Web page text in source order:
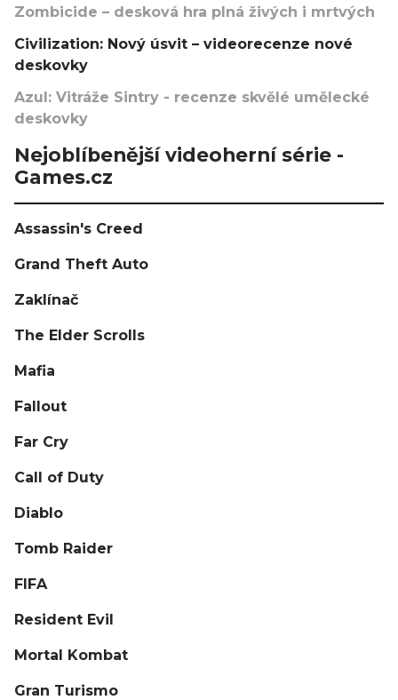
Zombicide – desková hra plná živých i mrtvých
Civilization: Nový úsvit – videorecenze nové
deskovky
Azul: Vitráže Sintry - recenze skvělé umělecké
deskovky
Nejoblíbenější videoherní série -
Games.cz
Assassin's Creed
Grand Theft Auto
Zaklínač
The Elder Scrolls
Mafia
Fallout
Far Cry
Call of Duty
Diablo
Tomb Raider
FIFA
Resident Evil
Mortal Kombat
Gran Turismo